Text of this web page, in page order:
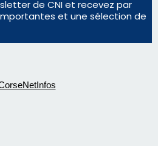
saison marqué par une
dans les restaurants